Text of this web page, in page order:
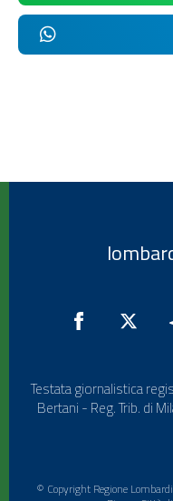
Testata giornalistica
Bertani - Reg. Trib. di
© Copyright Regione